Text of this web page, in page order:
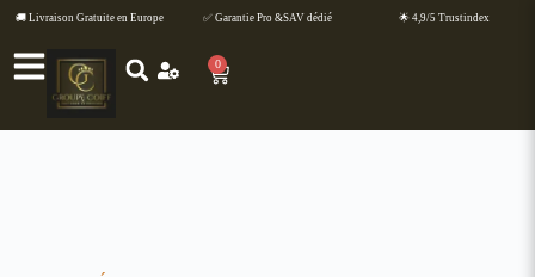
🚚 Livraison Gratuite en Europe ✅ Garantie Pro &SAV dédié 🌟 4,9/5 Trustindex
0